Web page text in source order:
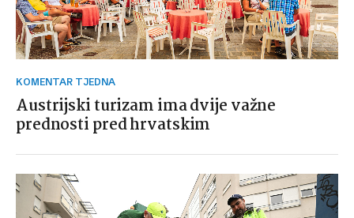
KOMENTAR TJEDNA
Austrijski turizam ima dvije važne
prednosti pred hrvatskim